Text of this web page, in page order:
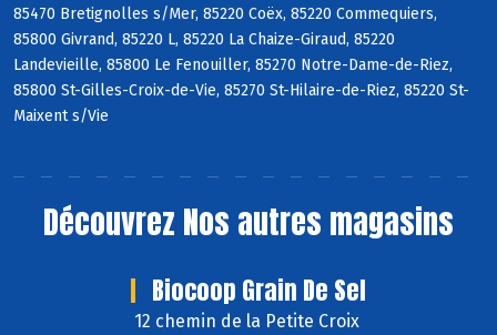
85470 Bretignolles s/Mer, 85220 Coëx, 85220 Commequiers,
85800 Givrand, 85220 L, 85220 La Chaize-Giraud, 85220
Landevieille, 85800 Le Fenouiller, 85270 Notre-Dame-de-Riez,
85800 St-Gilles-Croix-de-Vie, 85270 St-Hilaire-de-Riez, 85220 St-
Maixent s/Vie
Découvrez Nos autres magasins
Biocoop Grain De Sel
12 chemin de la Petite Croix